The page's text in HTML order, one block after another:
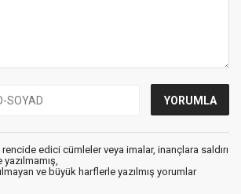
edici cümleler veya imalar, inançlara saldırı
ve büyük harflerle yazılmış yorumlar